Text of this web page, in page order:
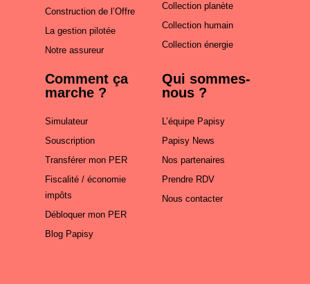
Construction de l’Offre
La gestion pilotée
Notre assureur
Collection planète
Collection humain
Collection énergie
Comment ça
marche ?
Simulateur
Souscription
Transférer mon PER
Fiscalité / économie
impôts
Débloquer mon PER
Blog Papisy
Qui sommes-
nous ?
L’équipe Papisy
Papisy News
Nos partenaires
Prendre RDV
Nous contacter